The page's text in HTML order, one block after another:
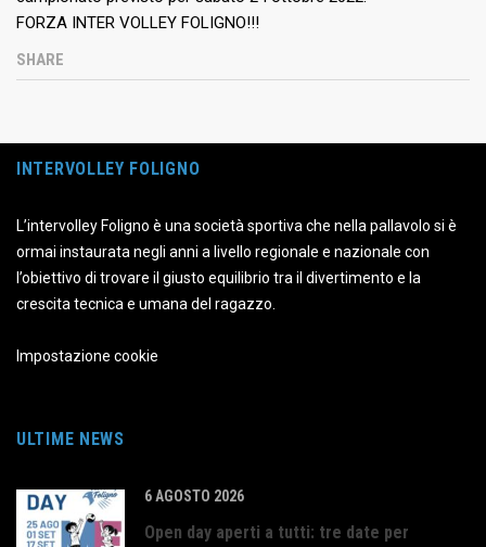
FORZA INTER VOLLEY FOLIGNO!!!
SHARE
INTERVOLLEY FOLIGNO
L’intervolley Foligno è una società sportiva che nella pallavolo si è
ormai instaurata negli anni a livello regionale e nazionale con
l’obiettivo di trovare il giusto equilibrio tra il divertimento e la
crescita tecnica e umana del ragazzo.
Impostazione cookie
ULTIME NEWS
6 AGOSTO 2026
Open day aperti a tutti: tre date per